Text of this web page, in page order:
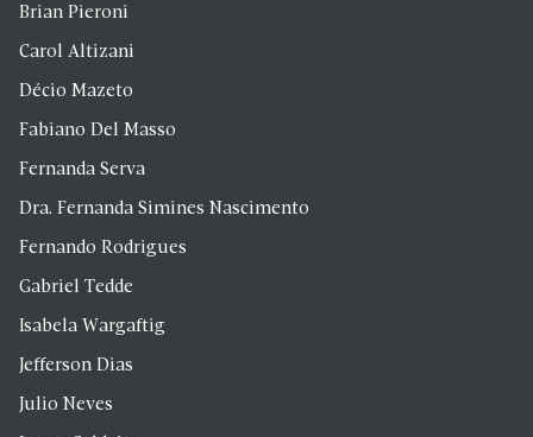
Brian Pieroni
Carol Altizani
Décio Mazeto
Fabiano Del Masso
Fernanda Serva
Dra. Fernanda Simines Nascimento
Fernando Rodrigues
Gabriel Tedde
Isabela Wargaftig
Jefferson Dias
Julio Neves